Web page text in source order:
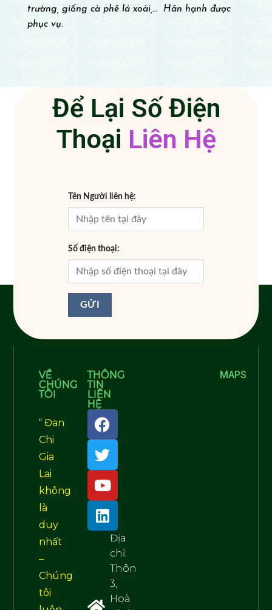
trường, giống cà phê lá xoài,… Hân hạnh được
phục vụ.
Để Lại Số Điện
Thoại Liên Hệ
Tên Người liên hệ:
Số điện thoại:
VỀ
CHÚNG
TÔI
“Đan
Chi
Gia
Lai
không
là
duy
nhất
–
Chúng
tôi
THÔNG
TIN
LIÊN
HỆ
Địa
chỉ:
Thôn
3,
Hoà
MAPS